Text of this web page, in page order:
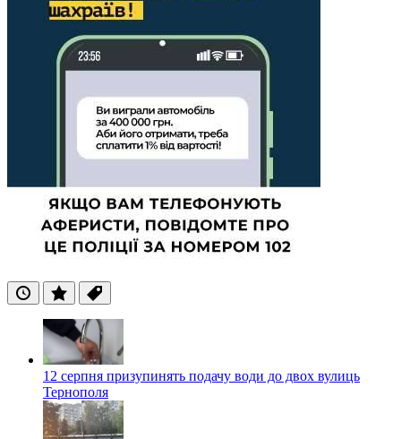
ОстанніПопулярні
Теги
12 серпня призупинять подачу води до двох вулиць
Тернополя